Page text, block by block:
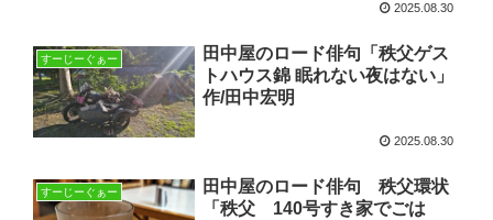
2025.08.30
すーじーぐぁー
田中屋のロード俳句「秩父ゲス
トハウス錦 眠れない夜はない」
作/田中宏明
2025.08.30
すーじーぐぁー
田中屋のロード俳句 秩父環状
「秩父 140号すき家でごは